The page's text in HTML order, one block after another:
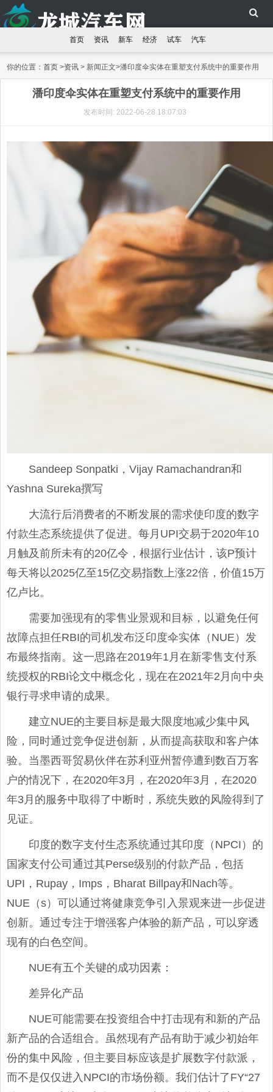
首页 资讯 新车 经济 试车 汽车
你的位置：首页 >资讯 > 新闻正文>潘印度伞实体在重塑支付系统中的重要作用
潘印度伞实体在重塑支付系统中的重要作用
发布时间: 2022-06-28 18:07:03
Sandeep Sonpatki，Vijay Ramachandran和
Yashna Sureka撰写
大流行后消费者的不断发展的需求使印度的数字
付款生态系统提供了促进。每月UPI交易于2020年10
月触及前所未有的20亿令，根据行业估计，该P预计
每天将以2025亿至15亿交易指数上涨22倍，价值15万
亿卢比。
需要加强现有的零售业景观和目标，以避免任何
故障点担任RBI的司机发布泛印度伞实体（NUE）发
布最终指南。这一思路在2019年1月在新零售支付系
统授权的RBI论文中概念化，现在在2021年2月向中央
银行寻求申请的成果。
建立NUE的主要目标是最大限度地减少集中风
险，同时通过竞争促进创新，从而提高获取和客户体
验。当墨西哥贸易伙伴在苏利亚州暂停遭到数百万客
户的情况下，在2020年3月，在2020年3月，在2020
年3月的服务中取得了中断时，系统失败的风险得到了
见证。
印度的数字支付生态系统通过其印度（NPCI）的
国家支付公司通过其Perse级别的付款产品，包括
UPI，Rupay，Imps，Bharat Billpay和Nach等。
NUE（s）可以通过将健康竞争引入景观来进一步促进
创新。通过专注于增强客户体验的新产品，可以穿透
现有的白色空间。
NUE有五个关键的成功因素：
差异化产品
NUE可能需要在投资组合中打击现有和新的产品
新产品的合适组合。虽然现有产品有助于减少初始年
份的集中风险，但主要目标应该是扩展数字付款派，
而不是仅仅进入NPCI的市场份额。我们估计了FY“27